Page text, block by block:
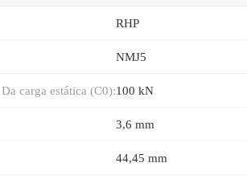
RHP
NMJ5
carga estática (C0):100 kN
3,6 mm
44,45 mm